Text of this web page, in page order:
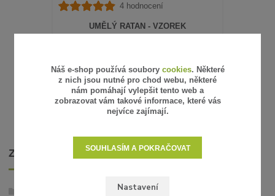
4 hodnocení
UMĚLÝ RATAN - VZOREK
ZVOLIT VARIANTU
ZBOŽÍ ZAŘAZENO V KATEGORIÍCH
Náš e-shop používá soubory cookies. Některé
z nich jsou nutné pro chod webu, některé
nám pomáhají vylepšit tento web a
zobrazovat vám takové informace, které vás
nejvíce zajímají.
Nastavení
SOUHLASÍM A POKRAČOVAT